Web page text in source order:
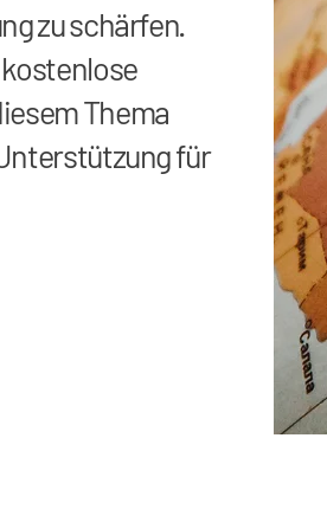
zu schärfen.
Thema
für